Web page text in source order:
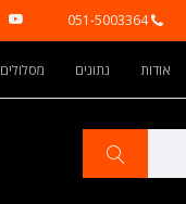
051-5003364
מסלולים נתונים אודות